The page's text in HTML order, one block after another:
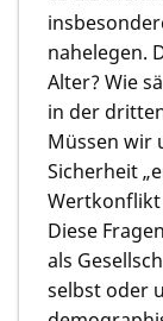
nahelegen.
Alter? Wie
in der
Müssen wir
Sicherheit
Diese
als
selbst oder